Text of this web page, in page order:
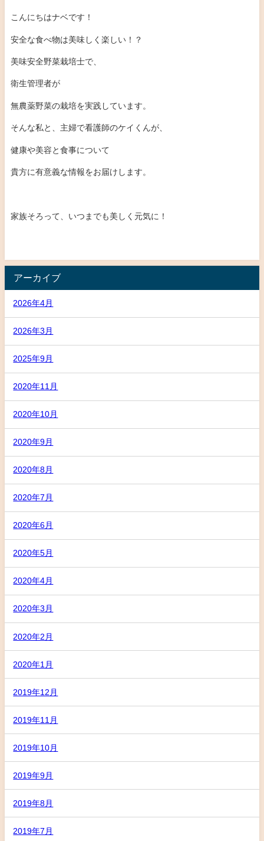
こんにちはナベです！
安全な食べ物は美味しく楽しい！？
美味安全野菜栽培士で、
衛生管理者が
無農薬野菜の栽培を実践しています。
そんな私と、主婦で看護師のケイくんが、
健康や美容と食事について
貴方に有意義な情報をお届けします。
家族そろって、いつまでも美しく元気に！
アーカイブ
2026年4月
2026年3月
2025年9月
2020年11月
2020年10月
2020年9月
2020年8月
2020年7月
2020年6月
2020年5月
2020年4月
2020年3月
2020年2月
2020年1月
2019年12月
2019年11月
2019年10月
2019年9月
2019年8月
2019年7月